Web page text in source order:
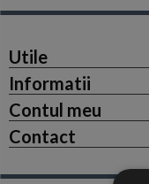
Utile
Informatii
Contul meu
Contact